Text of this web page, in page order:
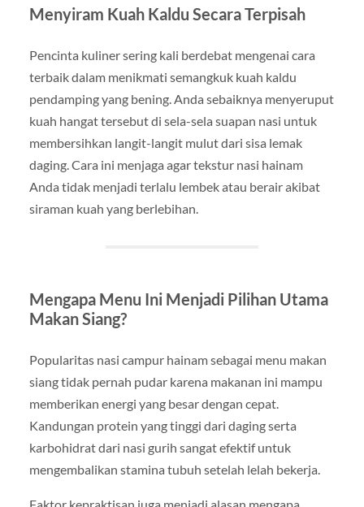
Menyiram Kuah Kaldu Secara Terpisah
Pencinta kuliner sering kali berdebat mengenai cara
terbaik dalam menikmati semangkuk kuah kaldu
pendamping yang bening. Anda sebaiknya menyeruput
kuah hangat tersebut di sela-sela suapan nasi untuk
membersihkan langit-langit mulut dari sisa lemak
daging. Cara ini menjaga agar tekstur nasi hainam
Anda tidak menjadi terlalu lembek atau berair akibat
siraman kuah yang berlebihan.
Mengapa Menu Ini Menjadi Pilihan Utama
Makan Siang?
Popularitas nasi campur hainam sebagai menu makan
siang tidak pernah pudar karena makanan ini mampu
memberikan energi yang besar dengan cepat.
Kandungan protein yang tinggi dari daging serta
karbohidrat dari nasi gurih sangat efektif untuk
mengembalikan stamina tubuh setelah lelah bekerja.